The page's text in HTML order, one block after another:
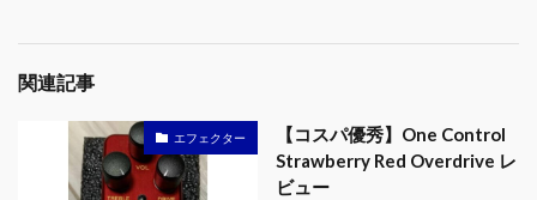
関連記事
エフェクター
【コスパ優秀】One Control
Strawberry Red Overdrive レ
ビュー